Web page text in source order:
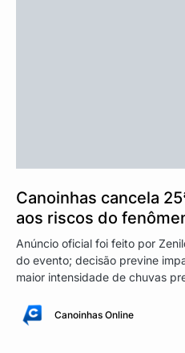
Canoinhas cancela
aos riscos do
Anúncio oficial foi feito por
do evento; decisão previne
maior intensidade de chuvas
Canoinhas Online